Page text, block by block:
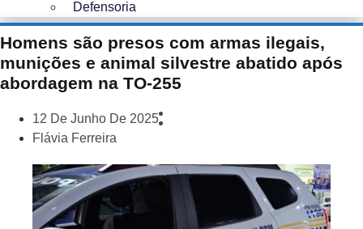
Defensoria
Homens são presos com armas ilegais,
munições e animal silvestre abatido após
abordagem na TO-255
12 De Junho De 2025
Flávia Ferreira